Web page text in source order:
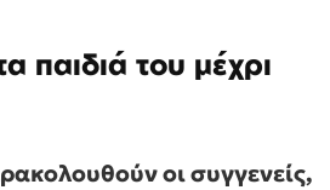
παιδιά του μέχρι
οι συγγενείς,